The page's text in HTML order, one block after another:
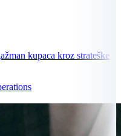
kupaca kroz strateške